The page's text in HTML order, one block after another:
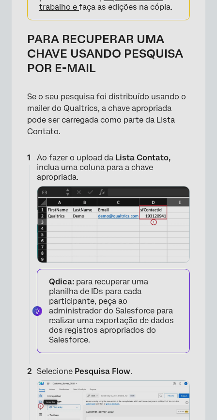
×
trabalho e faça as edições na cópia.
PARA RECUPERAR UMA
CHAVE USANDO PESQUISA
POR E-MAIL
Se o seu pesquisa foi distribuído usando o
mailer do Qualtrics, a chave apropriada
pode ser carregada como parte da Lista
Contato.
Ao fazer o upload da Lista Contato,
inclua uma coluna para a chave
apropriada.
Qdica: para recuperar uma
planilha de IDs para cada
participante, peça ao
administrador do Salesforce para
realizar uma exportação de dados
dos registros apropriados do
Salesforce.
Selecione Pesquisa Flow.